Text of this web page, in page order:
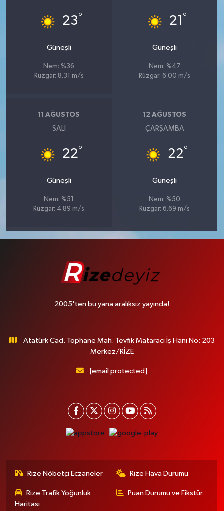
23°
Güneşli
Nem: %36
Rüzgar: 8.31 m/s
21 °
Güneşli
Nem: %47
Rüzgar: 6.00 m/s
11 AĞUSTOS
SALI
22°
Güneşli
Nem: %51
Rüzgar: 4.89 m/s
12 AĞUSTOS
ÇARŞAMBA
22°
Güneşli
Nem: %50
Rüzgar: 6.69 m/s
2005'ten bu yana aralıksız yayında!
Atatürk Cad. Tophane Mah. Tevfik Mataracı İş Hanı No: 203
Merkez/RİZE
[email protected]
Rize Nöbetçi Eczaneler Rize Hava Durumu
Rize Trafik Yoğunluk
Haritası
Puan Durumu ve Fikstür